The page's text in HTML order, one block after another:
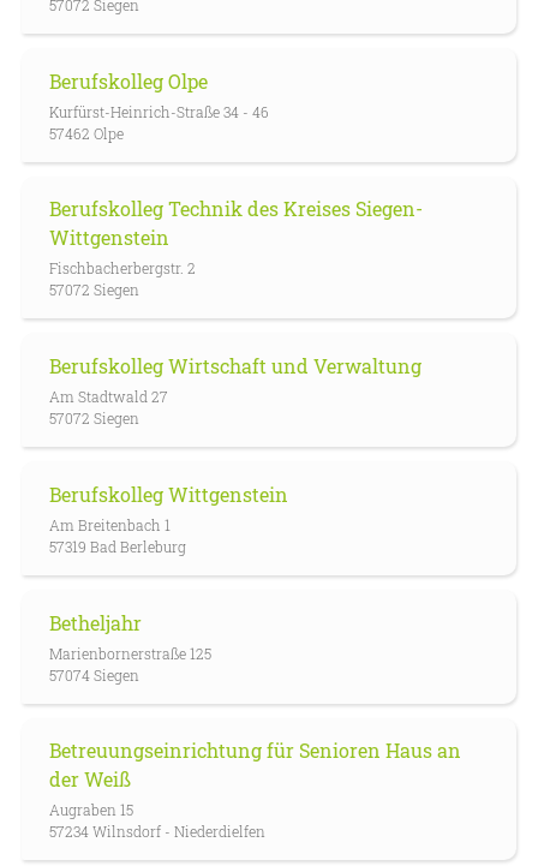
57072 Siegen
Berufskolleg Olpe
Kurfürst-Heinrich-Straße 34 - 46
57462 Olpe
Berufskolleg Technik des Kreises Siegen-
Wittgenstein
Fischbacherbergstr. 2
57072 Siegen
Berufskolleg Wirtschaft und Verwaltung
Am Stadtwald 27
57072 Siegen
Berufskolleg Wittgenstein
Am Breitenbach 1
57319 Bad Berleburg
Betheljahr
Marienbornerstraße 125
57074 Siegen
Betreuungseinrichtung für Senioren Haus an
der Weiß
Augraben 15
57234 Wilnsdorf - Niederdielfen